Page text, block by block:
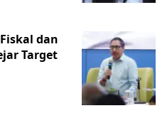
dan
Target